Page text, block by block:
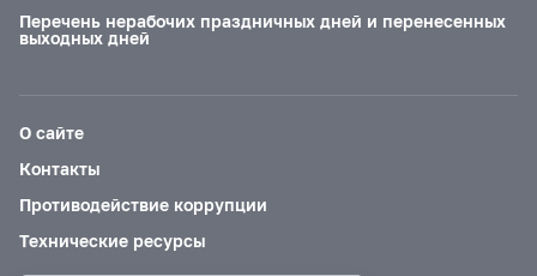
Перечень нерабочих праздничных дней и перенесенных
выходных дней
О сайте
Контакты
Противодействие коррупции
Технические ресурсы